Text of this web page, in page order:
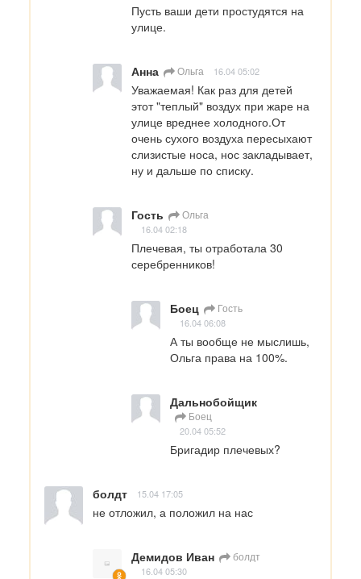
Пусть ваши дети простудятся на
улице.
Анна Ольга 16.04 05:02
Уважаемая! Как раз для детей
этот "теплый" воздух при жаре на
улице вреднее холодного.От
очень сухого воздуха пересыхают
слизистые носа, нос закладывает,
ну и дальше по списку.
Гость Ольга
16.04 02:18
Плечевая, ты отработала 30
серебренников!
Боец Гость
16.04 06:08
А ты вообще не мыслишь,
Ольга права на 100%.
Дальнобойщик
Боец
20.04 05:52
Бригадир плечевых?
болдт 15.04 17:05
не отложил, а положил на нас
Демидов Иван болдт
16.04 05:30